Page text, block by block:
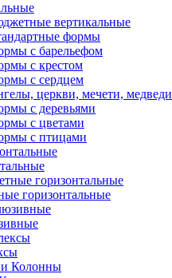
вертикальные
формы
с барельефом
с крестом
с сердцем
церкви, мечети, медведи
с деревьями
с цветами
с птицами
горизонтальные